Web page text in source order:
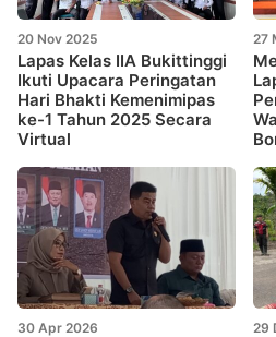
20 Nov 2025
Lapas Kelas IIA Bukittinggi
Ikuti Upacara Peringatan
Hari Bhakti Kemenimipas
ke-1 Tahun 2025 Secara
Virtual
27
30 Apr 2026 29